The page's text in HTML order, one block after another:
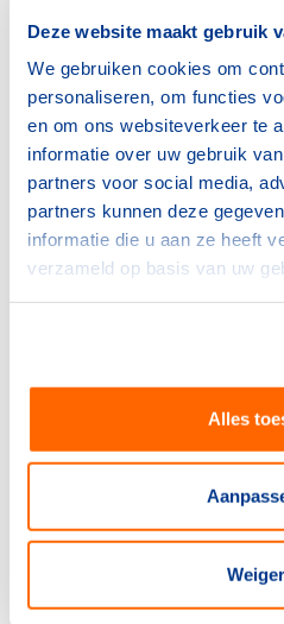
Deze website maakt gebruik
We gebruiken cookies om
personaliseren, om functies
en om ons websiteverkeer te
informatie over uw gebruik
partners voor social media,
partners kunnen deze
informatie die u aan ze heeft
verzameld op basis van uw
Alles
keer per dag een uitzending
volgen via de livestreams van
Het goede resultaat van de
toon alvast gezet voor de
al die prachtige
Spelen kon ik niet wachten
denk dat dat voor de
onze ploeg daardoor ook
De Paralympische Spelen
www.teamnl.org/
Deel dit artikel op social